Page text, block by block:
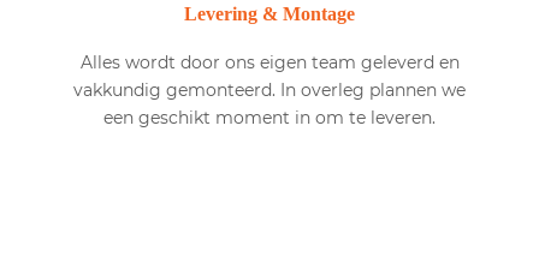
Levering & Montage
Alles wordt door ons eigen team geleverd en
vakkundig gemonteerd. In overleg plannen we
een geschikt moment in om te leveren.